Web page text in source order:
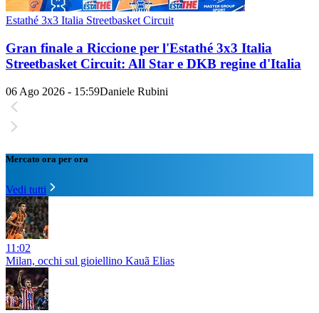
Estathé 3x3 Italia Streetbasket Circuit
Gran finale a Riccione per l'Estathé 3x3 Italia
Streetbasket Circuit: All Star e DKB regine d'Italia
06 Ago 2026 - 15:59Daniele Rubini
Mercato ora per ora
Vedi tutti
11:02
Milan, occhi sul gioiellino Kauã Elias